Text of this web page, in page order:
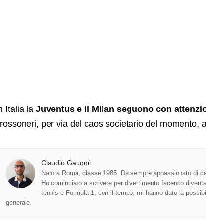
Italia la Juventus e il Milan seguono con
per via del caos societario del momento,
Claudio Galuppi
Nato a Roma, classe 1985. Da sempre appassionato di
Ho cominciato a scrivere per divertimento facendo
tennis e Formula 1, con il tempo, mi hanno dato la
generale.